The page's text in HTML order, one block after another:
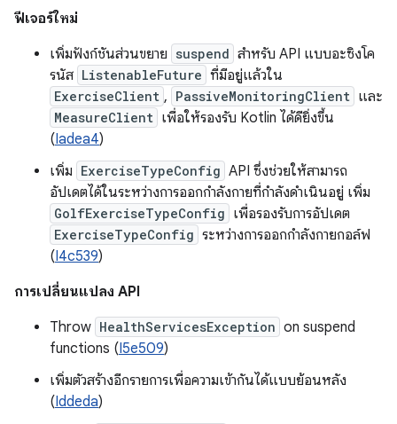
ฟีเจอร์ใหม่
เพิ่มฟังก์ชันส่วนขยาย suspend สำหรับ API แบบอะซิงโค
รนัส ListenableFuture ที่มีอยู่แล้วใน
ExerciseClient , PassiveMonitoringClient และ
MeasureClient เพื่อให้รองรับ Kotlin ได้ดียิ่งขึ้น
(Iadea4)
เพิ่ม ExerciseTypeConfig API ซึ่งช่วยให้สามารถ
อัปเดตได้ในระหว่างการออกกำลังกายที่กำลังดำเนินอยู่ เพิ่ม
GolfExerciseTypeConfig เพื่อรองรับการอัปเดต
ExerciseTypeConfig ระหว่างการออกกำลังกายกอล์ฟ
(I4c539)
การเปลี่ยนแปลง API
Throw HealthServicesException on suspend
functions (I5e509)
เพิ่มตัวสร้างอีกรายการเพื่อความเข้ากันได้แบบย้อนหลัง
(Iddeda)